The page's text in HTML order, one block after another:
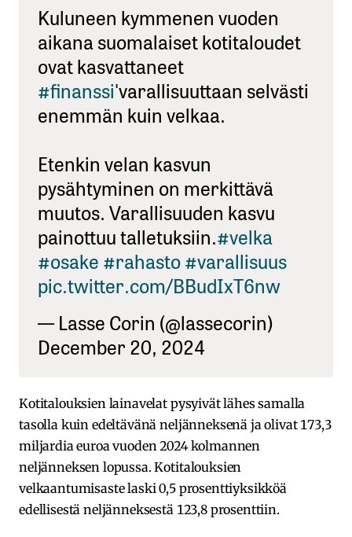
Kuluneen kymmenen vuoden
aikana suomalaiset kotitaloudet
ovat kasvattaneet
#finanssi'varallisuuttaan selvästi
enemmän kuin velkaa.
Etenkin velan kasvun
pysähtyminen on merkittävä
muutos. Varallisuuden kasvu
painottuu talletuksiin.#velka
#osake#rahasto#varallisuus
pic.twitter.com/BBudIxT6nw
— Lasse Corin (@lassecorin)
December 20, 2024
Kotitalouksien lainavelat pysyivät lähes samalla
tasolla kuin edeltävänä neljänneksenä ja olivat 173,3
miljardia euroa vuoden 2024 kolmannen
neljänneksen lopussa. Kotitalouksien
velkaantumisaste laski 0,5 prosenttiyksikköä
edellisestä neljänneksestä 123,8 prosenttiin.